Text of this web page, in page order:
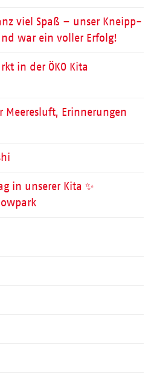
viel Spaß – unser Kneipp-
war ein voller Erfolg!
in der ÖKO Kita
Meeresluft, Erinnerungen
in unserer Kita ✨